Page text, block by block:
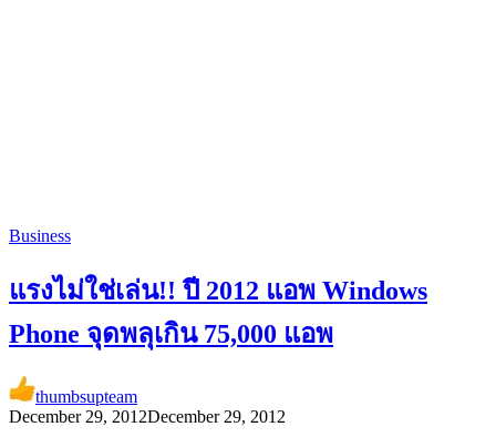
Business
แรงไม่ใช่เล่น!! ปี 2012 แอพ Windows
Phone จุดพลุเกิน 75,000 แอพ
thumbsupteam
December 29, 2012December 29, 2012